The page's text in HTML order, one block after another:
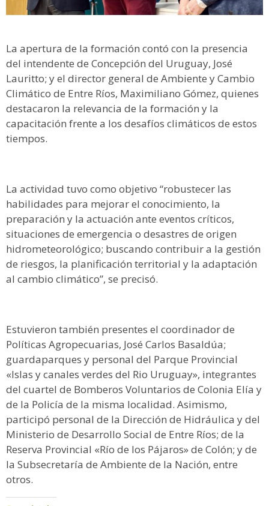
La apertura de la formación contó con la presencia
del intendente de Concepción del Uruguay, José
Lauritto; y el director general de Ambiente y Cambio
Climático de Entre Ríos, Maximiliano Gómez, quienes
destacaron la relevancia de la formación y la
capacitación frente a los desafíos climáticos de estos
tiempos.
La actividad tuvo como objetivo “robustecer las
habilidades para mejorar el conocimiento, la
preparación y la actuación ante eventos críticos,
situaciones de emergencia o desastres de origen
hidrometeorológico; buscando contribuir a la gestión
de riesgos, la planificación territorial y la adaptación
al cambio climático”, se precisó.
Estuvieron también presentes el coordinador de
Políticas Agropecuarias, José Carlos Basaldúa;
guardaparques y personal del Parque Provincial
«Islas y canales verdes del Rio Uruguay», integrantes
del cuartel de Bomberos Voluntarios de Colonia Elía y
de la Policía de la misma localidad. Asimismo,
participó personal de la Dirección de Hidráulica y del
Ministerio de Desarrollo Social de Entre Ríos; de la
Reserva Provincial «Río de los Pájaros» de Colón; y de
la Subsecretaría de Ambiente de la Nación, entre
otros.